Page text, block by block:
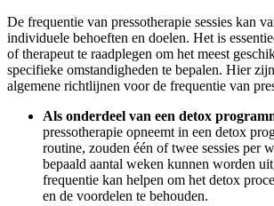
De frequentie van pressotherapie sessies kan
individuele behoeften en doelen. Het is
of therapeut te raadplegen om het meest
specifieke omstandigheden te bepalen. Hier
algemene richtlijnen voor de frequentie van
Als onderdeel van een detox
pressotherapie opneemt in een detox
routine, zouden één of twee sessies per
bepaald aantal weken kunnen worden
frequentie kan helpen om het detox
en de voordelen te behouden.